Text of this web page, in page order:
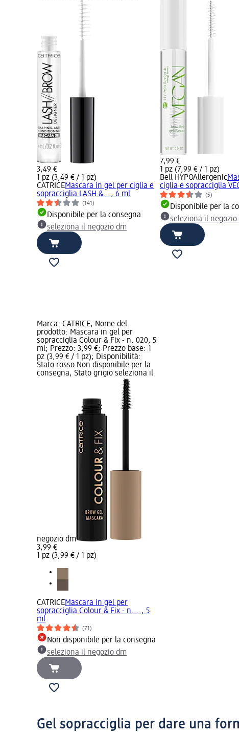
3,49 €
1 pz (3,49 € / 1 pz)
CATRICEMascara in gel per ciglia e
sopracciglia LASH &..., 6 ml
(141)
Disponibile per la consegna
seleziona il negozio dm
7,99 €
1 pz (7,99 € / 1 pz)
Bell HYPOAllergenic
ciglia e sopracciglia
(5)
Disponibile per la
seleziona il negozio
Marca: CATRICE; Nome del
prodotto: Mascara in gel per
sopracciglia Colour & Fix - n. 020, 5
ml; Prezzo: 3,99 €; Prezzo base: 1
pz (3,99 € / 1 pz); Disponibilità:
Stato rosso Non disponibile per la
consegna, Stato grigio seleziona il
negozio dm
3,99 €
1 pz (3,99 € / 1 pz)
CATRICEMascara in gel per
sopracciglia Colour & Fix - n...., 5
ml
(71)
Non disponibile per la consegna
seleziona il negozio dm
Gel sopracciglia per dare una